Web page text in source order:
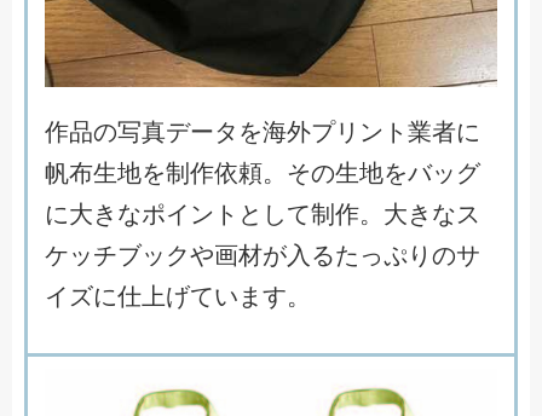
作品の写真データ を海外プリ ン ト 業者に
帆布生地を制 作依頼。 その生地をバッ グ
に大き なポイ ン ト と して制 作。 大き なス
ケッチブッ クや画材が入 るた っぷり のサ
イ ズに仕 上げてい ま す。